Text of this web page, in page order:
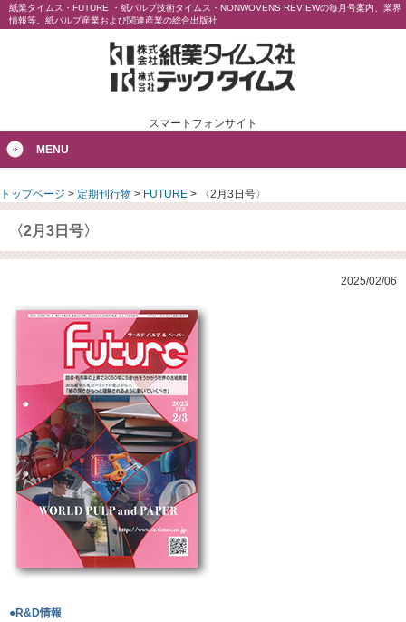
紙業タイムス・FUTURE ・紙パルプ技術タイムス・NONWOVENS REVIEWの毎月号案内、業界
情報等。紙パルプ産業および関連産業の総合出版社
スマートフォンサイト
MENU
トップページ > 定期刊行物 > FUTURE > 〈2月3日号〉
〈2月3日号〉
2025/02/06
●R&D情報